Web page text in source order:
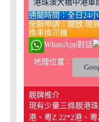
港珠澳大橋中港車
通關時間：全日24
全新申請：開放 現
換車換司機
WhatsApp對話
地理位置：
靚牌推介
現有少量三條靚港
港、粵Z 22*2港、